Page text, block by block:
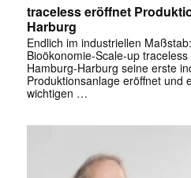
traceless eröffnet
Harburg
Endlich im industriellen
Bioökonomie-Scale-up
Hamburg-Harburg seine erste
Produktionsanlage eröffnet und
wichtigen …